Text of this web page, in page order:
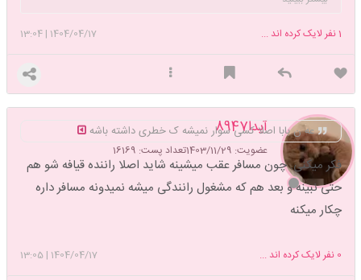
1404/04/17
|
13:04 1نفر لایک کرده اند ...
آیدا8947
عضویت: 1403/11/29 تعداد پست: 16169
عه ن بابا اصلا کسی سوار نمیشه ک خطری داشته باشه
فکر میکنی. چون مسافر عقب میشینه شاید اصلا راننده قیافه شو هم
حتی نبینه و بعد هم که مشغول رانندگی میشه نمیدونه مسافر داره
چکار میکنه
1404/04/17
|
13:05 0 نفر لایک کرده اند ...